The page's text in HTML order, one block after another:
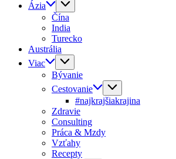
Ázia
Čína
India
Turecko
Austrália
Viac
Bývanie
Cestovanie
#najkrajšiakrajina
Zdravie
Consulting
Práca & Mzdy
Vzťahy
Recepty